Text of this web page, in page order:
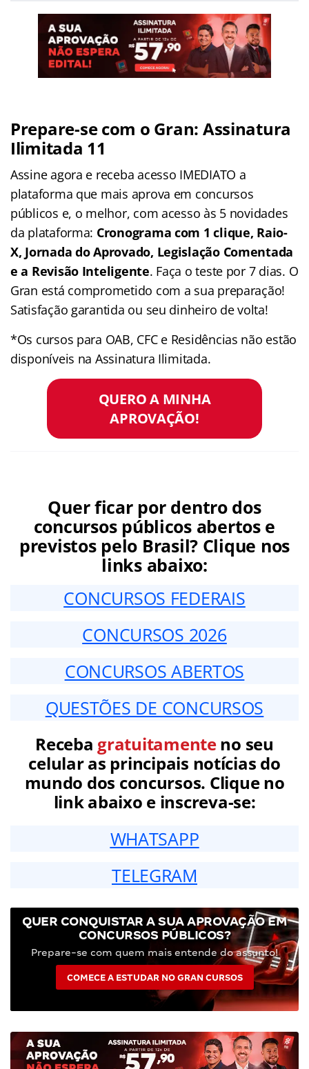
Prepare-se com o Gran: Assinatura
Ilimitada 11
Assine agora e receba acesso IMEDIATO a
plataforma que mais aprova em concursos
públicos e, o melhor, com acesso às 5 novidades
da plataforma: Cronograma com 1 clique, Raio-
X, Jornada do Aprovado, Legislação Comentada
e a Revisão Inteligente. Faça o teste por 7 dias. O
Gran está comprometido com a sua preparação!
Satisfação garantida ou seu dinheiro de volta!
*Os cursos para OAB, CFC e Residências não estão
disponíveis na Assinatura Ilimitada.
QUERO A MINHA
APROVAÇÃO!
Quer ficar por dentro dos
concursos públicos abertos e
previstos pelo Brasil? Clique nos
links abaixo:
CONCURSOS FEDERAIS
CONCURSOS 2026
CONCURSOS ABERTOS
QUESTÕES DE CONCURSOS
Receba gratuitamenteno seu
celular as principais notícias do
mundo dos concursos. Clique no
link abaixo e inscreva-se:
WHATSAPP
TELEGRAM
QUER CONQUISTAR A SUA APROVAÇÃO EM
CONCURSOS PÚBLICOS?
Prepare-se com quem mais entende do assunto!
COMECE A ESTUDAR NO GRAN CURSOS